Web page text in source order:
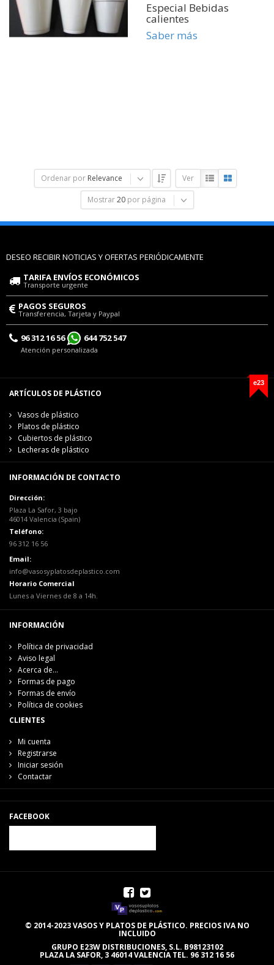
Especial Bebidas
calientes
Saber más
Ordenar por Relevance Ver
Mostrar 20 por página
DESEO RECIBIR NOTICIAS Y OFERTAS PERIÓDICAMENTE
TARIFA ENVÍOS ECONÓMICOS
Transporte urgente
PAGOS SEGUROS
Transferencia, Tarjeta y Paypal
96 312 16 56 644 752 547
Atención personalizada
e23
ARTÍCULOS DE PLÁSTICO
Vasos de plástico
Platos de plástico
Cubiertos de plástico
Lecheras de plástico
INFORMACIÓN DE CONTACTO
Dirección:
Plaza La Safor, 3 bajo
46014 Valencia (Spain)
Teléfono:
96 312 16 56
Email:
info@vasosyplatosdeplastico.com
Horario Comercial
Lunes a Viernes de 8 a 14h.
INFORMACIÓN
Política de privacidad
Aviso legal
Acerca de...
Formas de pago
Formas de envío
Política de cookies
CLIENTES
Mi cuenta
Registrarse
Iniciar sesión
Contactar
FACEBOOK
© 2014-2023 VASOS Y PLATOS DE PLÁSTICO. PRECIOS IVA NO
INCLUIDO
GRUPO E23W DISTRIBUCIONES, S.L. B98123102
PLAZA LA SAFOR, 3 46014 VALENCIA TEL. 96 312 16 56